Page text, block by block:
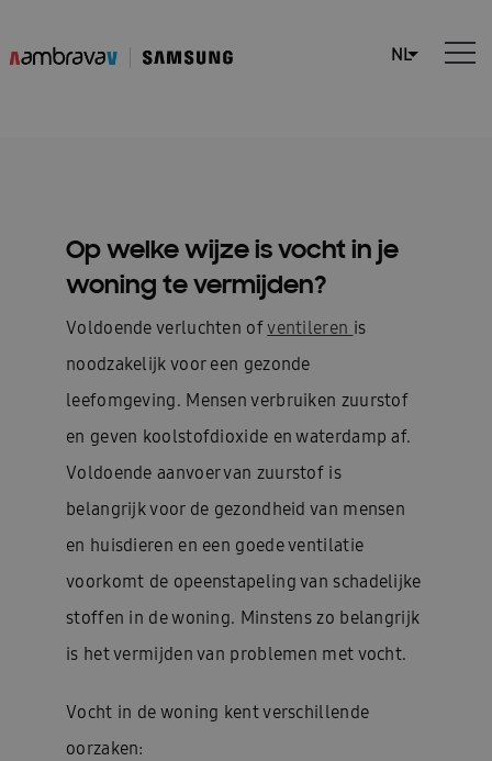
Op welke wijze is vocht in je
woning te vermijden?
Voldoende verluchten ofventileren is
noodzakelijk voor een gezonde
leefomgeving. Mensen verbruiken zuurstof
en geven koolstofdioxide en waterdamp af.
Voldoende aanvoer van zuurstof is
belangrijk voor de gezondheid van mensen
en huisdieren en een goede ventilatie
voorkomt de opeenstapeling van schadelijke
stoffen in de woning. Minstens zo belangrijk
is het vermijden van problemen met vocht.
Vocht in de woning kent verschillende
oorzaken: